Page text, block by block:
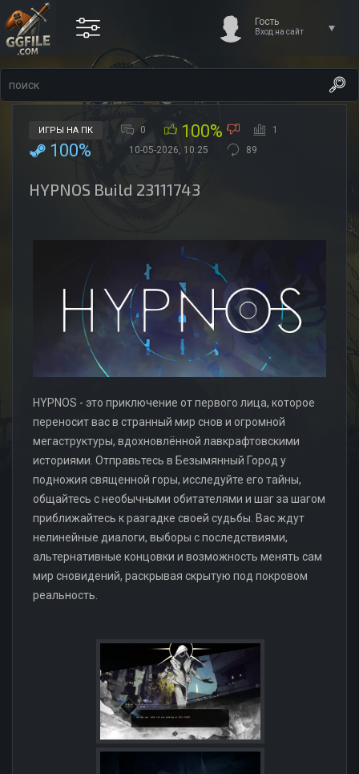
Гость
Вход на сайт
ИГРЫ НА ПК 0 100% 1
100% 10-05-2026, 10:25 89
HYPNOS Build 23111743
HYPNOS - это приключение от первого лица, которое
переносит вас в странный мир снов и огромной
мегаструктуры, вдохновлённой лавкрафтовскими
историями. Отправьтесь в Безымянный Город у
подножия священной горы, исследуйте его тайны,
общайтесь с необычными обитателями и шаг за шагом
приближайтесь к разгадке своей судьбы. Вас ждут
нелинейные диалоги, выборы с последствиями,
альтернативные концовки и возможность менять сам
мир сновидений, раскрывая скрытую под покровом
реальность.